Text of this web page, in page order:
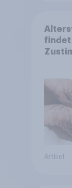
findet
Artikel